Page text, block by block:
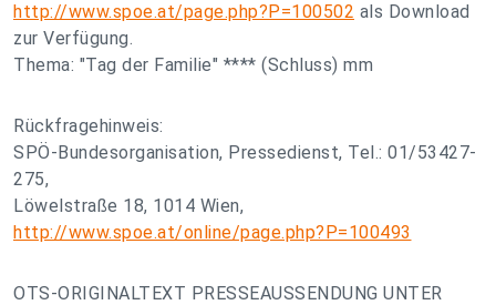
http://www.spoe.at/page.php?P=100502 als Download
zur Verfügung.
Thema: "Tag der Familie" **** (Schluss) mm
Rückfragehinweis:
SPÖ-Bundesorganisation, Pressedienst, Tel.: 01/53427-
275,
Löwelstraße 18, 1014 Wien,
http://www.spoe.at/online/page.php?P=100493
OTS-ORIGINALTEXT PRESSEAUSSENDUNG UNTER